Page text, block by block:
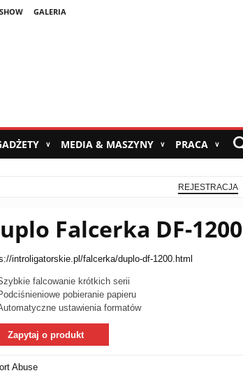
GALERIA
∨ MEDIA & MASZYNY ∨ PRACA ∨
REJESTRACJA
Falcerka DF-1200
introligatorskie.pl/falcerka/duplo-df-1200.html
falcowanie krótkich serii
pobieranie papieru
ustawienia formatów
Zapytaj o produkt
Abuse